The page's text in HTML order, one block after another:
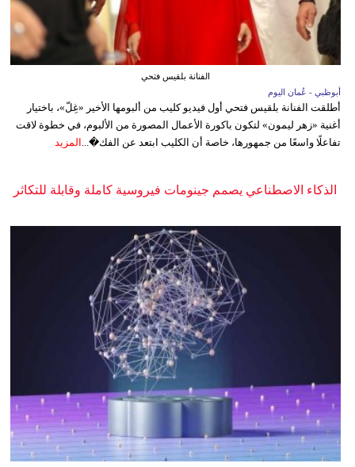
الفنانة بلقيس فتحي
أبوظبي - عُمان اليوم
أطلقت الفنانة بلقيس فتحي أول فيديو كليب من ألبومها الأخير «غِلّ»، باختيار
أغنية «زهر ليمون» لتكون باكورة الأعمال المصورة من الألبوم، في خطوة لاقت
تفاعلًا واسعًا من جمهورها، خاصة أن الكليب ابتعد عن الفك�... المزيد
الذكاء الاصطناعي يصمم جينومات فيروسية كاملة وقابلة للتكاثر